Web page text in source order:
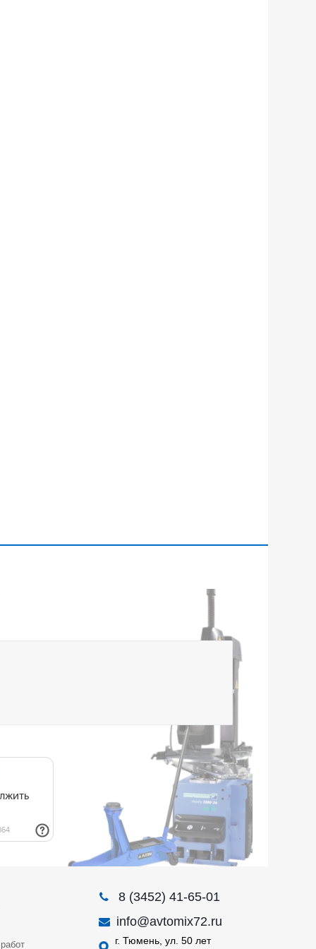
8 (3452) 41-65-01
info@avtomix72.ru
г. Тюмень, ул. 50 лет